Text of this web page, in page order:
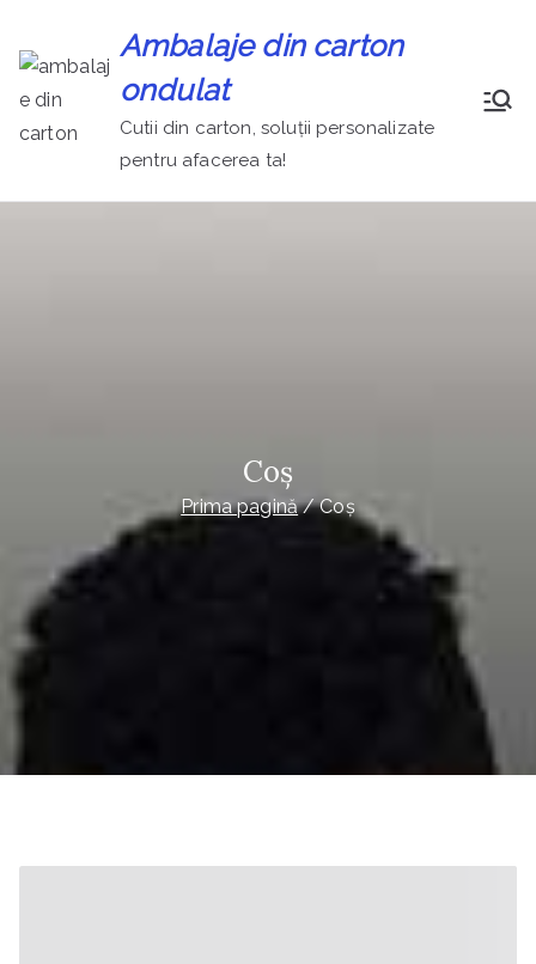
Ambalaje din carton
ondulat
Cutii din carton, soluții personalizate
pentru afacerea ta!
Coș
Prima pagină Coș